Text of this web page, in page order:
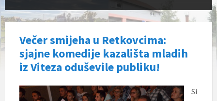
Večer smijeha u Retkovcima:
sjajne komedije kazališta mladih
iz Viteza oduševile publiku!
Si